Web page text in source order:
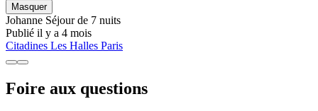
Masquer
Johanne Séjour de 7 nuits
Publié il y a 4 mois
Citadines Les Halles Paris
Foire aux questions